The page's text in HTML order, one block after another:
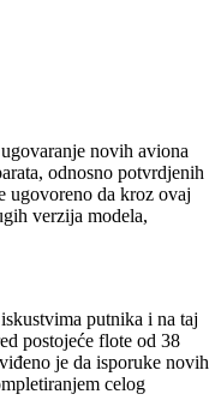
novih aviona
odnosno potvrdjenih
ugovoreno da kroz ovaj
verzija modela,
putnika i na taj
postojeće flote od 38
je da isporuke novih
celog